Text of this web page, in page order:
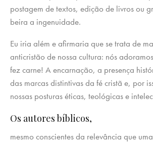
postagem de textos, edição de livros ou
beira a ingenuidade.
Eu iria além e afirmaria que se trata de
anticristão de nossa cultura: nós
fez carne! A encarnação, a presença
das marcas distintivas da fé cristã e, por
nossas posturas éticas, teológicas e
Os autores bíblicos,
mesmo conscientes da relevância que